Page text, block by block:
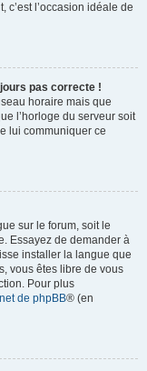
c’est l’occasion idéale de
pas correcte !
horaire mais que
l’horloge du serveur soit
lui communiquer ce
sur le forum, soit le
Essayez de demander à
installer la langue que
vous êtes libre de vous
Pour plus
de phpBB® (en